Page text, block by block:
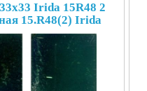
Irida 15R48 2
15.R48(2) Irida